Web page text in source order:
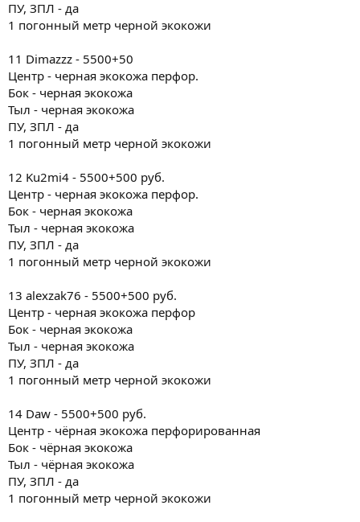
ПУ, ЗПЛ - да
1 погонный метр черной экокожи
11 Dimazzz - 5500+50
Центр - черная экокожа перфор.
Бок - черная экокожа
Тыл - черная экокожа
ПУ, ЗПЛ - да
1 погонный метр черной экокожи
12 Ku2mi4 - 5500+500 руб.
Центр - черная экокожа перфор.
Бок - черная экокожа
Тыл - черная экокожа
ПУ, ЗПЛ - да
1 погонный метр черной экокожи
13 alexzak76 - 5500+500 руб.
Центр - черная экокожа перфор
Бок - черная экокожа
Тыл - черная экокожа
ПУ, ЗПЛ - да
1 погонный метр черной экокожи
14 Daw - 5500+500 руб.
Центр - чёрная экокожа перфорированная
Бок - чёрная экокожа
Тыл - чёрная экокожа
ПУ, ЗПЛ - да
1 погонный метр черной экокожи